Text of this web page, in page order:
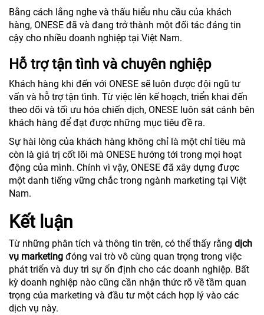
Bằng cách lắng nghe và thấu hiểu nhu cầu của khách
hàng, ONESE đã và đang trở thành một đối tác đáng tin
cậy cho nhiều doanh nghiệp tại Việt Nam.
Hỗ trợ tận tình và chuyên nghiệp
Khách hàng khi đến với ONESE sẽ luôn được đội ngũ tư
vấn và hỗ trợ tận tình. Từ việc lên kế hoạch, triển khai đến
theo dõi và tối ưu hóa chiến dịch, ONESE luôn sát cánh bên
khách hàng để đạt được những mục tiêu đề ra.
Sự hài lòng của khách hàng không chỉ là một chỉ tiêu mà
còn là giá trị cốt lõi mà ONESE hướng tới trong mọi hoạt
động của mình. Chính vì vậy, ONESE đã xây dựng được
một danh tiếng vững chắc trong ngành marketing tại Việt
Nam.
Kết luận
Từ những phân tích và thông tin trên, có thể thấy rằng dịch
vụ marketing đóng vai trò vô cùng quan trọng trong việc
phát triển và duy trì sự ổn định cho các doanh nghiệp. Bất
kỳ doanh nghiệp nào cũng cần nhận thức rõ về tầm quan
trọng của marketing và đầu tư một cách hợp lý vào các
dịch vụ này.